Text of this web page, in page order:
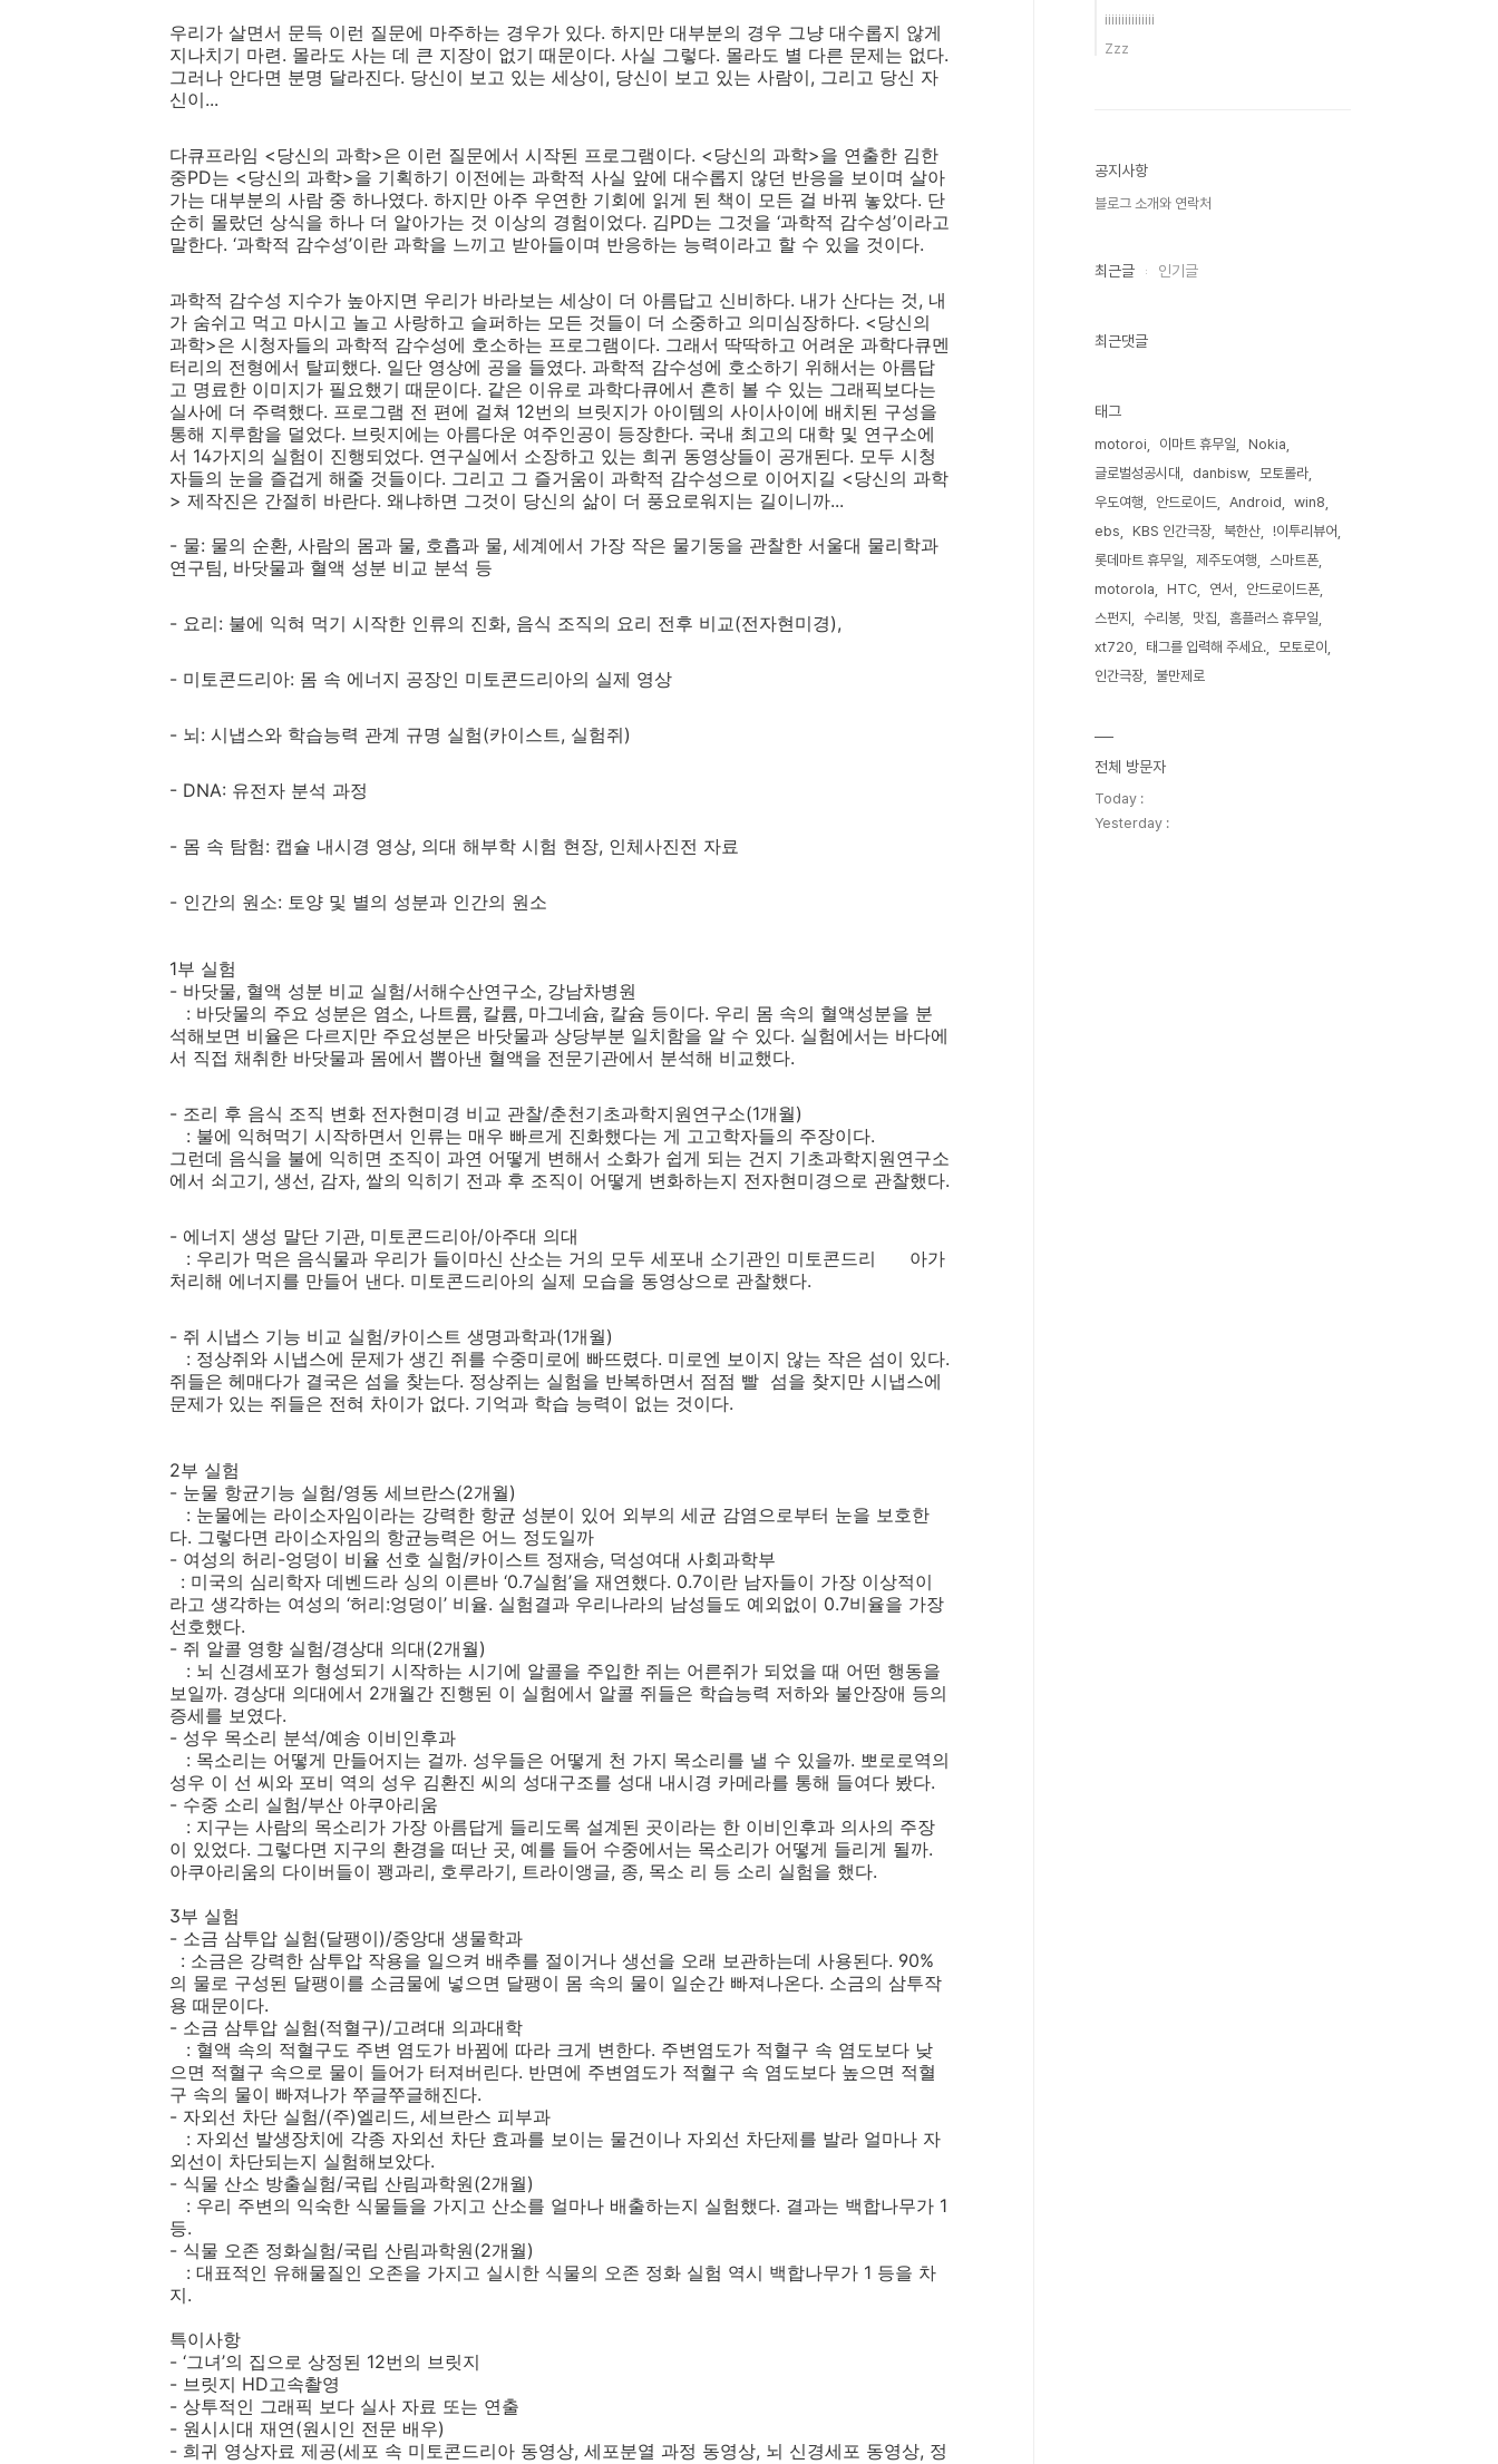
우리가 살면서 문득 이런 질문에 마주하는 경우가 있다. 하지만 대부분의 경우 그냥 대수롭지 않게
지나치기 마련. 몰라도 사는 데 큰 지장이 없기 때문이다. 사실 그렇다. 몰라도 별 다른 문제는 없다.
그러나 안다면 분명 달라진다. 당신이 보고 있는 세상이, 당신이 보고 있는 사람이, 그리고 당신 자
신이...
다큐프라임 <당신의 과학>은 이런 질문에서 시작된 프로그램이다. <당신의 과학>을 연출한 김한
중PD는 <당신의 과학>을 기획하기 이전에는 과학적 사실 앞에 대수롭지 않던 반응을 보이며 살아
가는 대부분의 사람 중 하나였다. 하지만 아주 우연한 기회에 읽게 된 책이 모든 걸 바꿔 놓았다. 단
순히 몰랐던 상식을 하나 더 알아가는 것 이상의 경험이었다. 김PD는 그것을 ‘과학적 감수성’이라고
말한다. ‘과학적 감수성’이란 과학을 느끼고 받아들이며 반응하는 능력이라고 할 수 있을 것이다.
과학적 감수성 지수가 높아지면 우리가 바라보는 세상이 더 아름답고 신비하다. 내가 산다는 것, 내
가 숨쉬고 먹고 마시고 놀고 사랑하고 슬퍼하는 모든 것들이 더 소중하고 의미심장하다. <당신의
과학>은 시청자들의 과학적 감수성에 호소하는 프로그램이다. 그래서 딱딱하고 어려운 과학다큐멘
터리의 전형에서 탈피했다. 일단 영상에 공을 들였다. 과학적 감수성에 호소하기 위해서는 아름답
고 명료한 이미지가 필요했기 때문이다. 같은 이유로 과학다큐에서 흔히 볼 수 있는 그래픽보다는
실사에 더 주력했다. 프로그램 전 편에 걸쳐 12번의 브릿지가 아이템의 사이사이에 배치된 구성을
통해 지루함을 덜었다. 브릿지에는 아름다운 여주인공이 등장한다. 국내 최고의 대학 및 연구소에
서 14가지의 실험이 진행되었다. 연구실에서 소장하고 있는 희귀 동영상들이 공개된다. 모두 시청
자들의 눈을 즐겁게 해줄 것들이다. 그리고 그 즐거움이 과학적 감수성으로 이어지길 <당신의 과학
> 제작진은 간절히 바란다. 왜냐하면 그것이 당신의 삶이 더 풍요로워지는 길이니까...
- 물: 물의 순환, 사람의 몸과 물, 호흡과 물, 세계에서 가장 작은 물기둥을 관찰한 서울대 물리학과
연구팀, 바닷물과 혈액 성분 비교 분석 등
- 요리: 불에 익혀 먹기 시작한 인류의 진화, 음식 조직의 요리 전후 비교(전자현미경),
- 미토콘드리아: 몸 속 에너지 공장인 미토콘드리아의 실제 영상
- 뇌: 시냅스와 학습능력 관계 규명 실험(카이스트, 실험쥐)
- DNA: 유전자 분석 과정
- 몸 속 탐험: 캡슐 내시경 영상, 의대 해부학 시험 현장, 인체사진전 자료
- 인간의 원소: 토양 및 별의 성분과 인간의 원소
1부 실험
- 바닷물, 혈액 성분 비교 실험/서해수산연구소, 강남차병원
: 바닷물의 주요 성분은 염소, 나트륨, 칼륨, 마그네슘, 칼슘 등이다. 우리 몸 속의 혈액성분을 분
석해보면 비율은 다르지만 주요성분은 바닷물과 상당부분 일치함을 알 수 있다. 실험에서는 바다에
서 직접 채취한 바닷물과 몸에서 뽑아낸 혈액을 전문기관에서 분석해 비교했다.
- 조리 후 음식 조직 변화 전자현미경 비교 관찰/춘천기초과학지원연구소(1개월)
: 불에 익혀먹기 시작하면서 인류는 매우 빠르게 진화했다는 게 고고학자들의 주장이다.
그런데 음식을 불에 익히면 조직이 과연 어떻게 변해서 소화가 쉽게 되는 건지 기초과학지원연구소
에서 쇠고기, 생선, 감자, 쌀의 익히기 전과 후 조직이 어떻게 변화하는지 전자현미경으로 관찰했다.
- 에너지 생성 말단 기관, 미토콘드리아/아주대 의대
: 우리가 먹은 음식물과 우리가 들이마신 산소는 거의 모두 세포내 소기관인 미토콘드리 아가
처리해 에너지를 만들어 낸다. 미토콘드리아의 실제 모습을 동영상으로 관찰했다.
- 쥐 시냅스 기능 비교 실험/카이스트 생명과학과(1개월)
: 정상쥐와 시냅스에 문제가 생긴 쥐를 수중미로에 빠뜨렸다. 미로엔 보이지 않는 작은 섬이 있다.
쥐들은 헤매다가 결국은 섬을 찾는다. 정상쥐는 실험을 반복하면서 점점 빨 섬을 찾지만 시냅스에
문제가 있는 쥐들은 전혀 차이가 없다. 기억과 학습 능력이 없는 것이다.
2부 실험
- 눈물 항균기능 실험/영동 세브란스(2개월)
: 눈물에는 라이소자임이라는 강력한 항균 성분이 있어 외부의 세균 감염으로부터 눈을 보호한
다. 그렇다면 라이소자임의 항균능력은 어느 정도일까
- 여성의 허리-엉덩이 비율 선호 실험/카이스트 정재승, 덕성여대 사회과학부
: 미국의 심리학자 데벤드라 싱의 이른바 ‘0.7실험’을 재연했다. 0.7이란 남자들이 가장 이상적이
라고 생각하는 여성의 ‘허리:엉덩이’ 비율. 실험결과 우리나라의 남성들도 예외없이 0.7비율을 가장
선호했다.
- 쥐 알콜 영향 실험/경상대 의대(2개월)
: 뇌 신경세포가 형성되기 시작하는 시기에 알콜을 주입한 쥐는 어른쥐가 되었을 때 어떤 행동을
보일까. 경상대 의대에서 2개월간 진행된 이 실험에서 알콜 쥐들은 학습능력 저하와 불안장애 등의
증세를 보였다.
- 성우 목소리 분석/예송 이비인후과
: 목소리는 어떻게 만들어지는 걸까. 성우들은 어떻게 천 가지 목소리를 낼 수 있을까. 뽀로로역의
성우 이 선 씨와 포비 역의 성우 김환진 씨의 성대구조를 성대 내시경 카메라를 통해 들여다 봤다.
- 수중 소리 실험/부산 아쿠아리움
: 지구는 사람의 목소리가 가장 아름답게 들리도록 설계된 곳이라는 한 이비인후과 의사의 주장
이 있었다. 그렇다면 지구의 환경을 떠난 곳, 예를 들어 수중에서는 목소리가 어떻게 들리게 될까.
아쿠아리움의 다이버들이 꽹과리, 호루라기, 트라이앵글, 종, 목소 리 등 소리 실험을 했다.
3부 실험
- 소금 삼투압 실험(달팽이)/중앙대 생물학과
: 소금은 강력한 삼투압 작용을 일으켜 배추를 절이거나 생선을 오래 보관하는데 사용된다. 90%
의 물로 구성된 달팽이를 소금물에 넣으면 달팽이 몸 속의 물이 일순간 빠져나온다. 소금의 삼투작
용 때문이다.
- 소금 삼투압 실험(적혈구)/고려대 의과대학
: 혈액 속의 적혈구도 주변 염도가 바뀜에 따라 크게 변한다. 주변염도가 적혈구 속 염도보다 낮
으면 적혈구 속으로 물이 들어가 터져버린다. 반면에 주변염도가 적혈구 속 염도보다 높으면 적혈
구 속의 물이 빠져나가 쭈글쭈글해진다.
- 자외선 차단 실험/(주)엘리드, 세브란스 피부과
: 자외선 발생장치에 각종 자외선 차단 효과를 보이는 물건이나 자외선 차단제를 발라 얼마나 자
외선이 차단되는지 실험해보았다.
- 식물 산소 방출실험/국립 산림과학원(2개월)
: 우리 주변의 익숙한 식물들을 가지고 산소를 얼마나 배출하는지 실험했다. 결과는 백합나무가 1
등.
- 식물 오존 정화실험/국립 산림과학원(2개월)
: 대표적인 유해물질인 오존을 가지고 실시한 식물의 오존 정화 실험 역시 백합나무가 1 등을 차
지.
특이사항
- ‘그녀’의 집으로 상정된 12번의 브릿지
- 브릿지 HD고속촬영
- 상투적인 그래픽 보다 실사 자료 또는 연출
- 원시시대 재연(원시인 전문 배우)
- 희귀 영상자료 제공(세포 속 미토콘드리아 동영상, 세포분열 과정 동영상, 뇌 신경세포 동영상, 정
iiiiiiiiiiiiiii
Zzz
공지사항
블로그 소개와 연락처
최근글 인기글
최근댓글
태그
motoroi 이마트 휴무일
Nokia
글로벌성공시대
danbisw
모토롤라
우도여행
안드로이드 Android
win8
ebs
KBS 인간극장 북한산
!이투리뷰어
롯데마트 휴무일
제주도여행
스마트폰
motorola
HTC 연서
안드로이드폰
스펀지
수리봉 맛집
홈플러스 휴무일
xt720
태그를 입력해 주세요.
모토로이
인간극장
불만제로
전체 방문자
Today :
Yesterday :